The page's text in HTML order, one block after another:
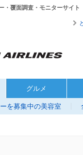
・覆面調査・モニターサイト
グルメ
を募集中の美容室